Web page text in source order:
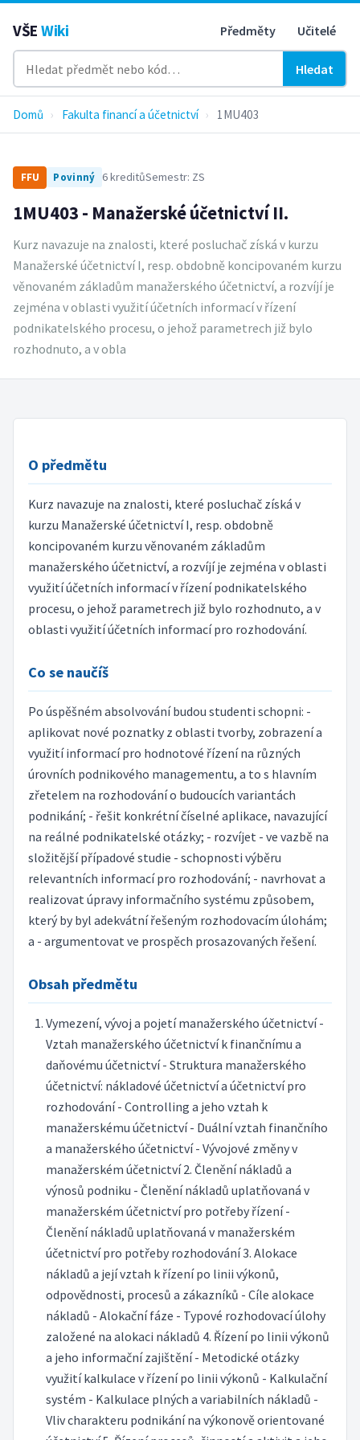
VŠE Wiki Předměty Učitelé
Hledat
Domů › Fakulta financí a účetnictví › 1MU403
FFU Povinný 6 kreditůSemestr: ZS
1MU403 - Manažerské účetnictví II.
Kurz navazuje na znalosti, které posluchač získá v kurzu
Manažerské účetnictví I, resp. obdobně koncipovaném kurzu
věnovaném základům manažerského účetnictví, a rozvíjí je
zejména v oblasti využití účetních informací v řízení
podnikatelského procesu, o jehož parametrech již bylo
rozhodnuto, a v obla
O předmětu
Kurz navazuje na znalosti, které posluchač získá v
kurzu Manažerské účetnictví I, resp. obdobně
koncipovaném kurzu věnovaném základům
manažerského účetnictví, a rozvíjí je zejména v oblasti
využití účetních informací v řízení podnikatelského
procesu, o jehož parametrech již bylo rozhodnuto, a v
oblasti využití účetních informací pro rozhodování.
Co se naučíš
Po úspěšném absolvování budou studenti schopni: -
aplikovat nové poznatky z oblasti tvorby, zobrazení a
využití informací pro hodnotové řízení na různých
úrovních podnikového managementu, a to s hlavním
zřetelem na rozhodování o budoucích variantách
podnikání; - řešit konkrétní číselné aplikace, navazující
na reálné podnikatelské otázky; - rozvíjet - ve vazbě na
složitější případové studie - schopnosti výběru
relevantních informací pro rozhodování; - navrhovat a
realizovat úpravy informačního systému způsobem,
který by byl adekvátní řešeným rozhodovacím úlohám;
a - argumentovat ve prospěch prosazovaných řešení.
Obsah předmětu
Vymezení, vývoj a pojetí manažerského účetnictví -
Vztah manažerského účetnictví k finančnímu a
daňovému účetnictví - Struktura manažerského
účetnictví: nákladové účetnictví a účetnictví pro
rozhodování - Controlling a jeho vztah k
manažerskému účetnictví - Duální vztah finančního
a manažerského účetnictví - Vývojové změny v
manažerském účetnictví 2. Členění nákladů a
výnosů podniku - Členění nákladů uplatňovaná v
manažerském účetnictví pro potřeby řízení -
Členění nákladů uplatňovaná v manažerském
účetnictví pro potřeby rozhodování 3. Alokace
nákladů a její vztah k řízení po linii výkonů,
odpovědnosti, procesů a zákazníků - Cíle alokace
nákladů - Alokační fáze - Typové rozhodovací úlohy
založené na alokaci nákladů 4. Řízení po linii výkonů
a jeho informační zajištění - Metodické otázky
využití kalkulace v řízení po linii výkonů - Kalkulační
systém - Kalkulace plných a variabilních nákladů -
Vliv charakteru podnikání na výkonově orientované